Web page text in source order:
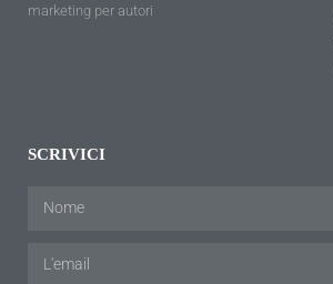
marketing per autori
SCRIVICI